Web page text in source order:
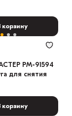
корзину
РМ-91594
для снятия
корзину